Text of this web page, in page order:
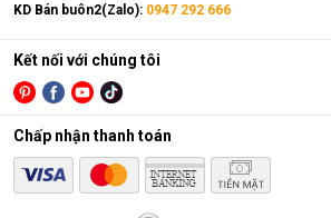
KD Bán buôn2(Zalo): 0947 292 666
Kết nối với chúng tôi
Chấp nhận thanh toán